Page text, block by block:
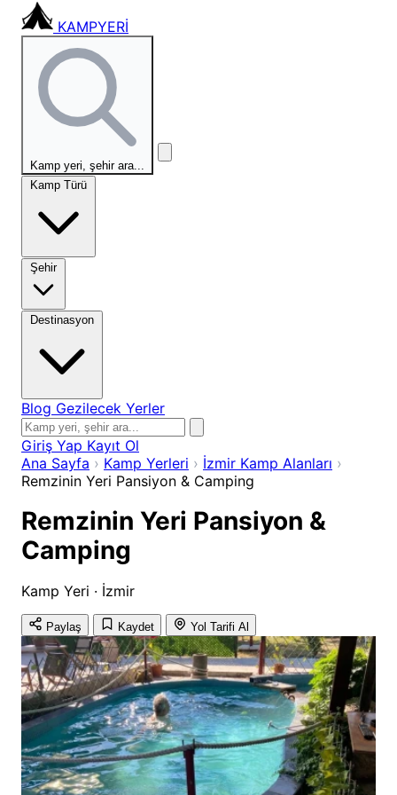
KAMPYERİ
Kamp yeri, şehir ara...
Kamp Türü
Şehir
Destinasyon
Blog Gezilecek Yerler
Giriş Yap Kayıt Ol
Ana Sayfa › Kamp Yerleri › İzmir Kamp Alanları ›
Remzinin Yeri Pansiyon & Camping
Remzinin Yeri Pansiyon &
Camping
Kamp Yeri · İzmir
Paylaş Kaydet Yol Tarifi Al